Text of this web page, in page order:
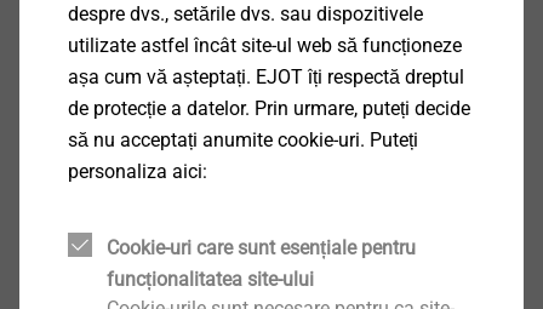
Șurub beton JC2-FR 6
Ancoră bolț
Șurub beton JC2-ST 6
despre dvs., setările dvs. sau dispozitivele
utilizate astfel încât site-ul web să funcționeze
așa cum vă așteptați. EJOT îți respectă dreptul
de protecție a datelor. Prin urmare, puteți decide
să nu acceptați anumite cookie-uri. Puteți
personaliza aici:
Cookie-uri care sunt esențiale pentru
funcționalitatea site-ului